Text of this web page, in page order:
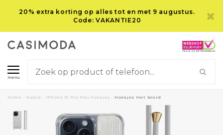
20% extra korting op alles tot en met 9 augustus.
Code: VAKANTIE20
menu
Home Apple iPhone 15 Pro Max hoesjes Hoesjes met koord